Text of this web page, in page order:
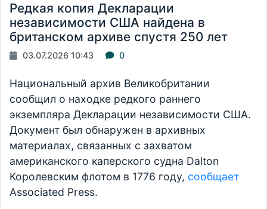
Редкая копия Декларации
независимости США найдена в
британском архиве спустя 250 лет
03.07.2026 10:43 0
Национальный архив Великобритании
сообщил о находке редкого раннего
экземпляра Декларации независимости США.
Документ был обнаружен в архивных
материалах, связанных с захватом
американского каперского судна Dalton
Королевским флотом в 1776 году, сообщает
Associated Press.